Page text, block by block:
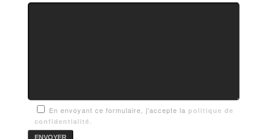
En envoyant ce formulaire, j'accepte la politique de
confidentialité.